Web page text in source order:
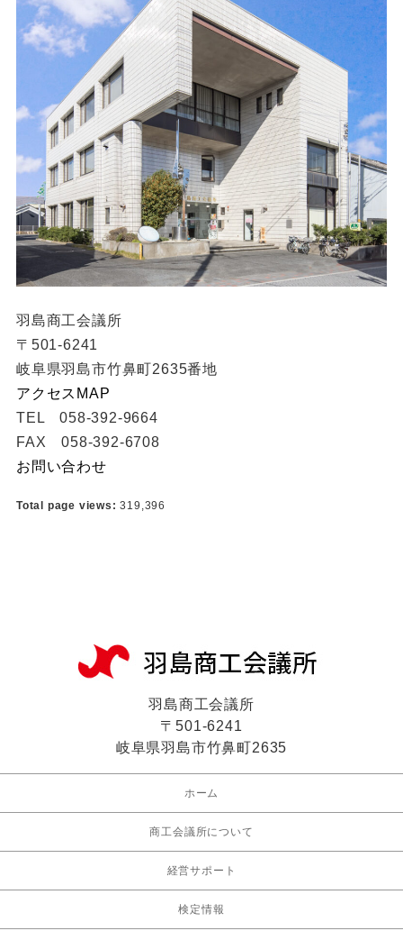
羽島商工会議所
〒501-6241
岐阜県羽島市竹鼻町2635番地
アクセスMAP
TEL 058-392-9664
FAX 058-392-6708
お問い合わせ
Total page views:319,396
羽島商工会議所
〒501-6241
岐阜県羽島市竹鼻町2635
ホーム
商工会議所について
経営サポート
検定情報